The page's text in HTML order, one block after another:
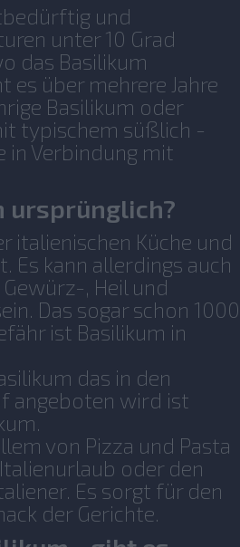
und
unter 10 Grad
das Basilikum
über mehrere Jahre
Basilikum oder
typischem süßlich -
in Verbindung mit
ursprünglich?
italienischen Küche und
Es kann allerdings auch
, Heil und
Das sogar schon 1000
ist Basilikum in
das in den
angeboten wird ist
von Pizza und Pasta
oder den
Es sorgt für den
der Gerichte.